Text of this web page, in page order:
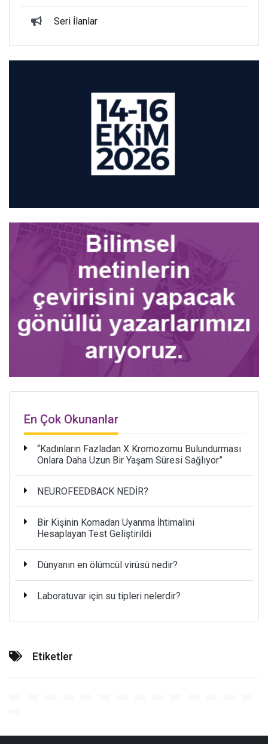
Seri İlanlar
En Çok Okunanlar
“Kadınların Fazladan X Kromozomu Bulundurması
Onlara Daha Uzun Bir Yaşam Süresi Sağlıyor”
NEUROFEEDBACK NEDİR?
Bir Kişinin Komadan Uyanma İhtimalini
Hesaplayan Test Geliştirildi
Dünyanın en ölümcül virüsü nedir?
Laboratuvar için su tipleri nelerdir?
Etiketler